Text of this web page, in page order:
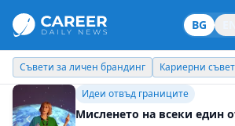
BG
Кариерни съвети Новини Нови
Новини
Жените в иновациите: не